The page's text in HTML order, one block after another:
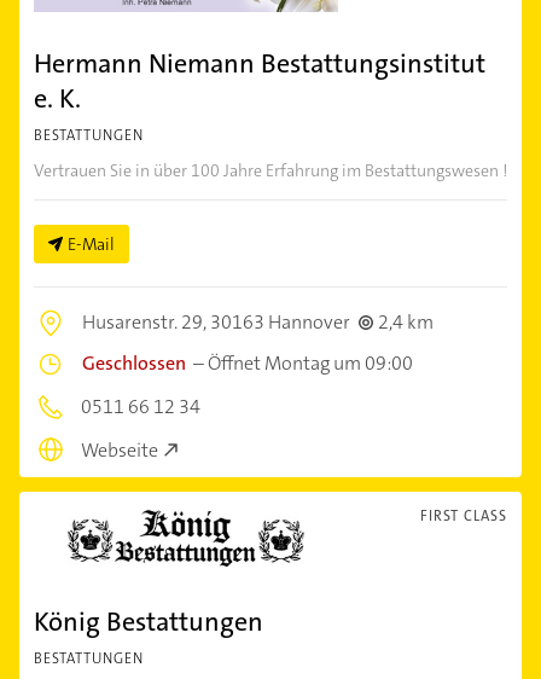
Hermann Niemann Bestattungsinstitut
e. K.
BESTATTUNGEN
Vertrauen Sie in über 100 Jahre Erfahrung im Bestattungswesen !
E-Mail
Husarenstr. 29,30163 Hannover
2,4 km
Geschlossen –Öffnet Montag um 09:00
0511 66 12 34
Webseite
FIRST CLASS
König Bestattungen
BESTATTUNGEN